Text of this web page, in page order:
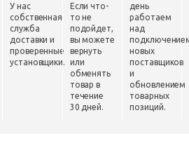
У нас
собственная
служба
доставки и
проверенные
установщики.
Если что-
то не
подойдет,
вы можете
вернуть
или
обменять
товар в
течение
30 дней.
день
работаем
над
новых
поставщиков
и
обновлением
товарных
позиций.